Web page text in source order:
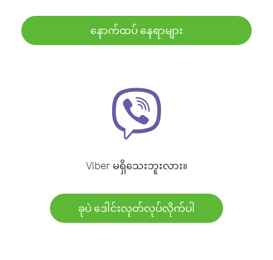
နောက်ထပ် နေရာများ
Viber မရှိသေးဘူးလား။
ခုပဲ ဒေါင်းလုတ်လုပ်လိုက်ပါ